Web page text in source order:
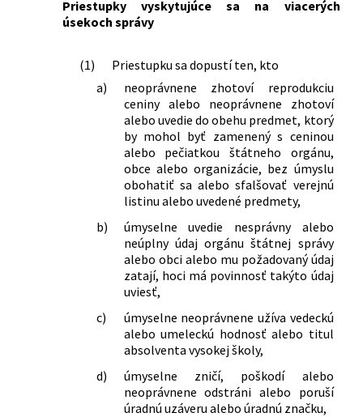
č. 8/2009 Z. z. o cestnej premávke a o
zmene a doplnení niektorých zákonov
sa menia a dopĺňajú niektoré zákony
183/2023 Z. z.
Zákon o dopravných prostriedkoch a
prepravných prostriedkoch
používaných na prepravu skaziteľných
potravín a o zmene a doplnení
niektorých zákonov
Zákon, ktorým sa mení a dopĺňa zákon
č. 58/2014 Z. z. o výbušninách,
výbušných predmetoch a munícii a o
zmene a doplnení niektorých zákonov
v znení neskorších predpisov a o zmene
zákona Slovenskej národnej rady č.
372/1990 Zb. o priestupkoch v znení
neskorších predpisov
40/2024 Z. z.
Zákon, ktorým sa mení a dopĺňa zákon
č. 300/2005 Z. z. Trestný zákon v znení
neskorších predpisov a ktorým sa
menia a dopĺňajú niektoré zákony
166/2024 Z. z.
Zákon o niektorých opatreniach na
zlepšenie bezpečnostnej situácie v
Priestupky vyskytujúce sa na viacerých
úsekoch správy
(1)
Priestupku sa dopustí ten, kto
a)
neoprávnene zhotoví reprodukciu
ceniny alebo neoprávnene zhotoví
alebo uvedie do obehu predmet, ktorý
by mohol byť zamenený s ceninou
alebo pečiatkou štátneho orgánu,
obce alebo organizácie, bez úmyslu
obohatiť sa alebo sfalšovať verejnú
listinu alebo uvedené predmety,
b)
úmyselne uvedie nesprávny alebo
neúplny údaj orgánu štátnej správy
alebo obci alebo mu požadovaný údaj
zatají, hoci má povinnosť takýto údaj
uviesť,
c)
úmyselne neoprávnene užíva vedeckú
alebo umeleckú hodnosť alebo titul
absolventa vysokej školy,
d)
úmyselne zničí, poškodí alebo
neoprávnene odstráni alebo poruší
úradnú uzáveru alebo úradnú značku,